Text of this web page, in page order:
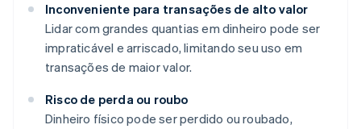
Inconveniente para transações de alto valor
Lidar com grandes quantias em dinheiro pode ser
impraticável e arriscado, limitando seu uso em
transações de maior valor.
Risco de perda ou roubo
Dinheiro físico pode ser perdido ou roubado,